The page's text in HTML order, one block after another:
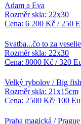
Adam a Eva
Rozměr skla: 22x30
Cena: 6 200 Kč / 250
Svatba...čo to za
Rozměr skla: 22x30
Cena: 8000 Kč / 320
Velký rybolov / Big
Rozměr skla: 21x15cm
Cena: 2500 Kč/ 100
Praha magická /